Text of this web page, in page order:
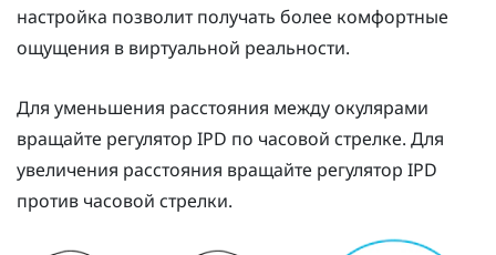
настройка позволит получать более комфортные
ощущения в виртуальной реальности.
Для уменьшения расстояния между окулярами
вращайте регулятор IPD по часовой стрелке. Для
увеличения расстояния вращайте регулятор IPD
против часовой стрелки.